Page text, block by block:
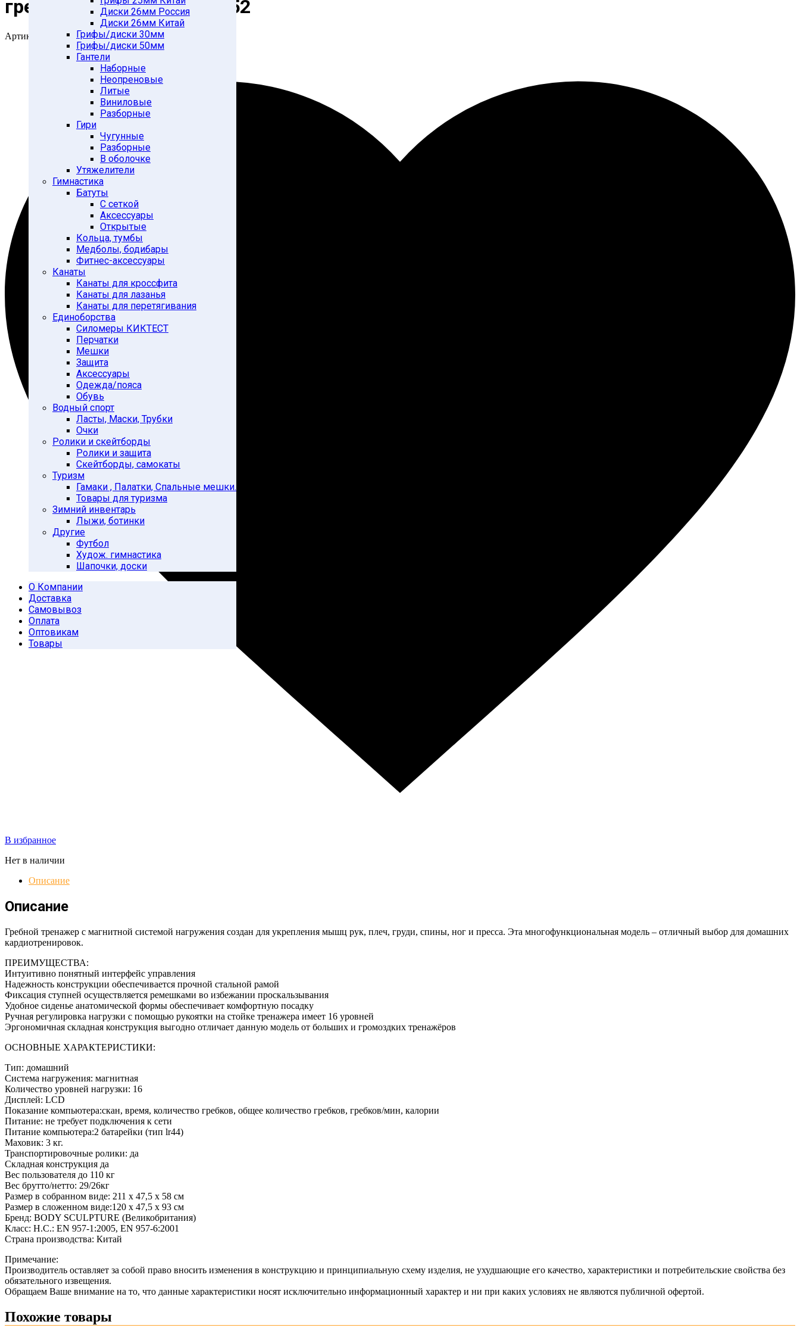
Диски 26мм Россия
Диски 26мм Китай
Грифы/диски 30мм
Грифы/диски 50мм
Гантели
Наборные
Неопреновые
Литые
Виниловые
Разборные
Гири
Чугунные
Разборные
В оболочке
Утяжелители
Гимнастика
Батуты
С сеткой
Аксессуары
Открытые
Кольца, тумбы
Медболы, бодибары
Фитнес-аксессуары
Канаты
Канаты для кроссфита
Канаты для лазанья
Канаты для перетягивания
Единоборства
Силомеры КИКТЕСТ
Перчатки
Мешки
Защита
Аксессуары
Одежда/пояса
Обувь
Водный спорт
Ласты, Маски, Трубки
Очки
Ролики и скейтборды
Ролики и защита
Скейтборды, самокаты
Туризм
Гамаки , Палатки, Спальные мешки.
Товары для туризма
Зимний инвентарь
Лыжи, ботинки
Другие
Футбол
Худож. гимнастика
Шапочки, доски
О Компании
Доставка
Самовывоз
Оплата
Оптовикам
Товары
гребной тренажер ВR-3152
Артикул: 28270971
В избранное
Нет в наличии
Описание
Описание
Гребной тренажер с магнитной системой нагружения создан для укрепления мышц рук, плеч, груди, спины, ног и пресса. Эта многофункциональная модель – отличный выбор для домашних
кардиотренировок.
ПРЕИМУЩЕСТВА:
Интуитивно понятный интерфейс управления
Надежность конструкции обеспечивается прочной стальной рамой
Фиксация ступней осуществляется ремешками во избежании проскальзывания
Удобное сиденье анатомической формы обеспечивает комфортную посадку
Ручная регулировка нагрузки с помощью рукоятки на стойке тренажера имеет 16 уровней
Эргономичная складная конструкция выгодно отличает данную модель от больших и громоздких тренажёров
ОСНОВНЫЕ ХАРАКТЕРИСТИКИ:
Тип: домашний
Система нагружения: магнитная
Количество уровней нагрузки: 16
Дисплей: LCD
Показание компьютера:скан, время, количество гребков, общее количество гребков, гребков/мин, калории
Питание: не требует подключения к сети
Питание компьютера:2 батарейки (тип lr44)
Маховик: 3 кг.
Транспортировочные ролики: да
Складная конструкция да
Вес пользователя до 110 кг
Вес брутто/нетто: 29/26кг
Размер в собранном виде: 211 x 47,5 x 58 см
Размер в сложенном виде:120 x 47,5 x 93 см
Бренд: BODY SCULPTURE (Великобритания)
Класс: H.C.: EN 957-1:2005, EN 957-6:2001
Страна производства: Китай
Примечание:
Производитель оставляет за собой право вносить изменения в конструкцию и принципиальную схему изделия, не ухудшающие его качество, характеристики и потребительские свойства без
обязательного извещения.
Обращаем Ваше внимание на то, что данные характеристики носят исключительно информационный характер и ни при каких условиях не являются публичной офертой.
Похожие товары